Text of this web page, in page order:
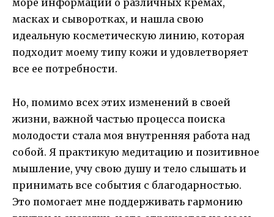
море информации о различных кремах,
масках и сыворотках, и нашла свою
идеальную косметическую линию, которая
подходит моему типу кожи и удовлетворяет
все ее потребности.
Но, помимо всех этих изменений в своей
жизни, важной частью процесса поиска
молодости стала моя внутренняя работа над
собой. Я практикую медитацию и позитивное
мышление, учу свою душу и тело слышать и
принимать все события с благодарностью.
Это помогает мне поддерживать гармонию